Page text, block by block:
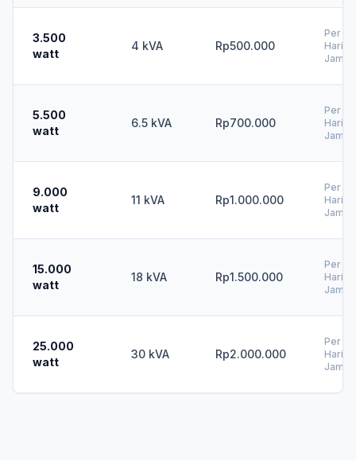
3.500
watt
4 kVA Rp500.000
Per 1
Hari
Jam)
5.500
watt
6.5 kVA Rp700.000
Per 1
Hari
Jam)
9.000
watt
11 kVA Rp1.000.000
Per 1
Hari
Jam)
15.000
watt
18 kVA Rp1.500.000
Per 1
Hari
Jam)
25.000
watt
30 kVA Rp2.000.000
Per 1
Hari
Jam)